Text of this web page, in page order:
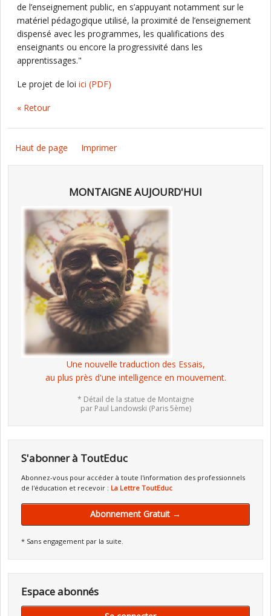
de l’enseignement public, en s’appuyant notamment sur le
matériel pédagogique utilisé, la proximité de l’enseignement
dispensé avec les programmes, les qualifications des
enseignants ou encore la progressivité dans les
apprentissages."
Le projet de loi ici (PDF)
« Retour
Haut de page Imprimer
MONTAIGNE AUJOURD'HUI
Une nouvelle traduction des Essais,
au plus près d'une intelligence en mouvement.
* Détail de la statue de Montaigne
par Paul Landowski (Paris 5ème)
S'abonner à ToutEduc
Abonnez-vous pour accéder à toute l'information des professionnels
de l'éducation et recevoir : La Lettre ToutEduc
Abonnement Gratuit →
* Sans engagement par la suite.
Espace abonnés